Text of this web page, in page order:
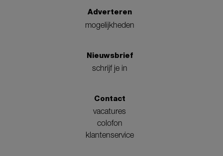
Adverteren
mogelijkheden
Nieuwsbrief
schrijf je in
Contact
vacatures
colofon
klantenservice